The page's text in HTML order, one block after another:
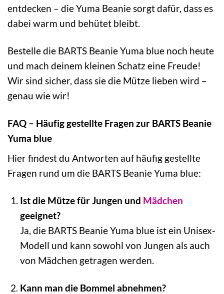
entdecken – die Yuma Beanie sorgt dafür, dass es
dabei warm und behütet bleibt.
Bestelle die BARTS Beanie Yuma blue noch heute
und mach deinem kleinen Schatz eine Freude!
Wir sind sicher, dass sie die Mütze lieben wird –
genau wie wir!
FAQ – Häufig gestellte Fragen zur BARTS Beanie
Yuma blue
Hier findest du Antworten auf häufig gestellte
Fragen rund um die BARTS Beanie Yuma blue:
Ist die Mütze für Jungen und Mädchen
geeignet?
Ja, die BARTS Beanie Yuma blue ist ein Unisex-
Modell und kann sowohl von Jungen als auch
von Mädchen getragen werden.
Kann man die Bommel abnehmen?